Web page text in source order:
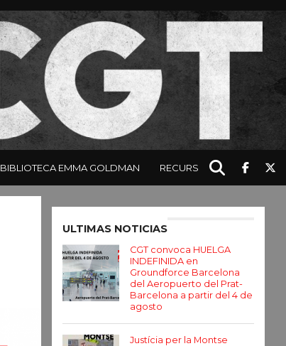
BIBLIOTECA EMMA GOLDMAN RECURSOS
ULTIMAS NOTICIAS
CGT convoca HUELGA
INDEFINIDA en
Groundforce Barcelona
del Aeropuerto del Prat-
Barcelona a partir del 4 de
agosto
Justícia per la Montse